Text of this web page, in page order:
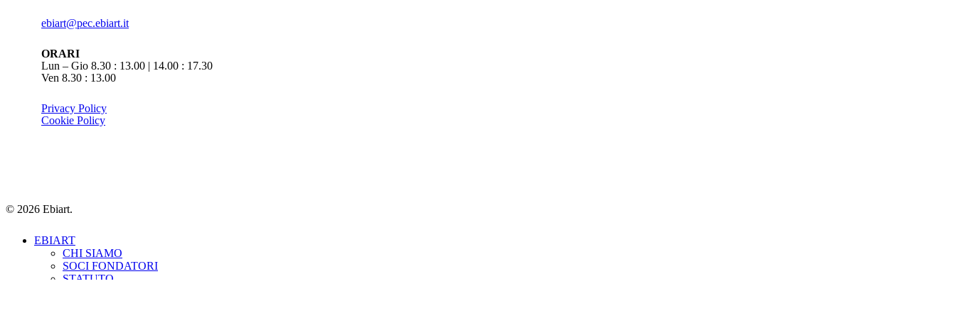
ebiart@pec.ebiart.it
ORARI
Lun – Gio 8.30 : 13.00 | 14.00 : 17.30
Ven 8.30 : 13.00
Privacy Policy
Cookie Policy
© 2026 Ebiart.
Close
EBIART
CHI SIAMO
SOCI FONDATORI
STATUTO